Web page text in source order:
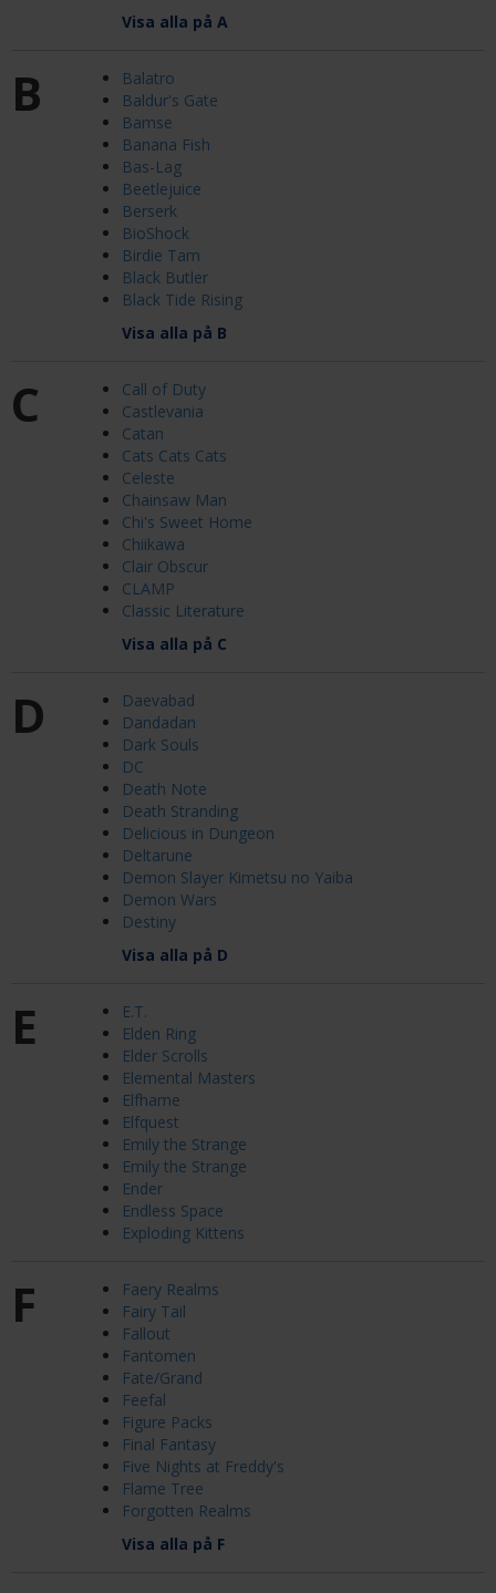
Visa alla på A
B
Balatro
Baldur's Gate
Bamse
Banana Fish
Bas-Lag
Beetlejuice
Berserk
BioShock
Birdie Tam
Black Butler
Black Tide Rising
Visa alla på B
C
Call of Duty
Castlevania
Catan
Cats Cats Cats
Celeste
Chainsaw Man
Chi's Sweet Home
Chiikawa
Clair Obscur
CLAMP
Classic Literature
Visa alla på C
D
Daevabad
Dandadan
Dark Souls
DC
Death Note
Death Stranding
Delicious in Dungeon
Deltarune
Demon Slayer Kimetsu no Yaiba
Demon Wars
Destiny
Visa alla på D
E
E.T.
Elden Ring
Elder Scrolls
Elemental Masters
Elfhame
Elfquest
Emily the Strange
Emily the Strange
Ender
Endless Space
Exploding Kittens
F
Faery Realms
Fairy Tail
Fallout
Fantomen
Fate/Grand
Feefal
Figure Packs
Final Fantasy
Five Nights at Freddy's
Flame Tree
Forgotten Realms
Visa alla på F